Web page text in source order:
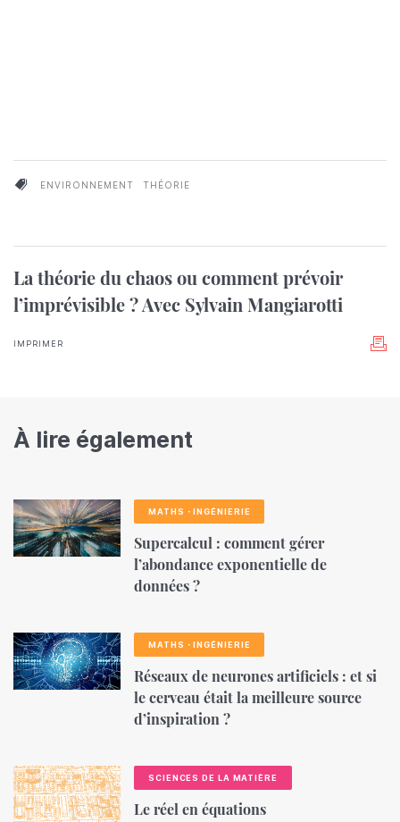
ENVIRONNEMENT THÉORIE
La théorie du chaos ou comment prévoir
l’imprévisible ? Avec Sylvain Mangiarotti
IMPRIMER
À lire également
MATHS・INGÉNIERIE
Supercalcul : comment gérer
l’abondance exponentielle de
données ?
MATHS・INGÉNIERIE
Réseaux de neurones artificiels : et si
le cerveau était la meilleure source
d’inspiration ?
SCIENCES DE LA MATIÈRE
Le réel en équations